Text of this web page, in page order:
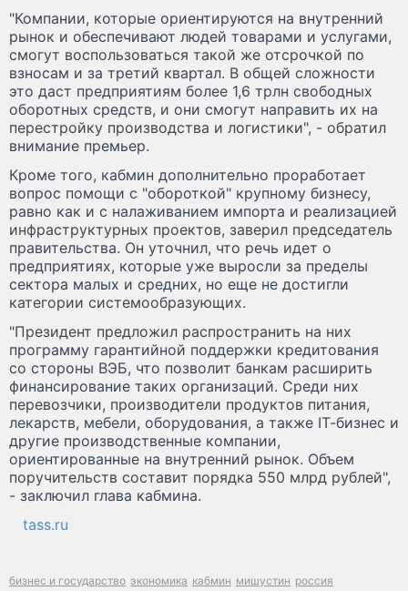
"Компании, которые ориентируются на внутренний
рынок и обеспечивают людей товарами и услугами,
смогут воспользоваться такой же отсрочкой по
взносам и за третий квартал. В общей сложности
это даст предприятиям более 1,6 трлн свободных
оборотных средств, и они смогут направить их на
перестройку производства и логистики", - обратил
внимание премьер.
Кроме того, кабмин дополнительно проработает
вопрос помощи с "обороткой" крупному бизнесу,
равно как и с налаживанием импорта и реализацией
инфраструктурных проектов, заверил председатель
правительства. Он уточнил, что речь идет о
предприятиях, которые уже выросли за пределы
сектора малых и средних, но еще не достигли
категории системообразующих.
"Президент предложил распространить на них
программу гарантийной поддержки кредитования
со стороны ВЭБ, что позволит банкам расширить
финансирование таких организаций. Среди них
перевозчики, производители продуктов питания,
лекарств, мебели, оборудования, а также IТ-бизнес и
другие производственные компании,
ориентированные на внутренний рынок. Объем
поручительств составит порядка 550 млрд рублей",
- заключил глава кабмина.
tass.ru
бизнес и государство экономика кабмин мишустин россия